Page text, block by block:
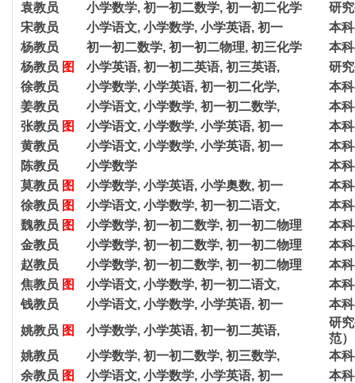
袁教员
小学数学, 初一初二数学, 初一初二化学
研
宋教员
小学语文, 小学数学, 小学英语, 初一
本
杨教员
初一初二数学, 初一初二物理, 初三化学
本
杨教员 图 小学英语, 初一初二英语, 初三英语,
研
徐教员
小学数学, 小学英语, 初一初二化学,
本
姜教员
小学语文, 小学数学, 初一初二数学,
本
张教员 图 小学语文, 小学数学, 小学英语, 初一
本
黄教员
小学语文, 小学数学, 小学英语, 初一
本
陈教员
小学数学
本
莫教员 图 小学数学, 小学英语, 小学奥数, 初一
本
徐教员 图 小学语文, 小学数学, 初一初二语文,
本
魏教员 图 小学数学, 初一初二数学, 初一初二物理
本
金教员
小学数学, 初一初二数学, 初一初二物理
本
赵教员
小学数学, 初一初二数学, 初一初二物理
本
焦教员 图 小学语文, 小学数学, 初一初二语文,
本
钱教员
小学语文, 小学数学, 小学英语, 初一
本
姚教员 图 小学数学, 小学英语, 初一初二英语,
研
范）
姚教员
小学数学, 初一初二数学, 初三数学,
本
余教员 图 小学语文, 小学数学, 小学英语, 初一
本